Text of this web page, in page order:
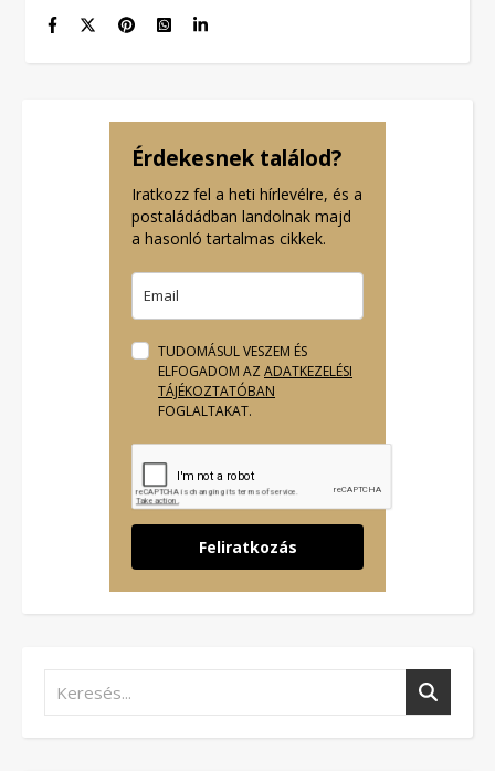
Érdekesnek találod?
Iratkozz fel a heti hírlevélre, és a
postaládádban landolnak majd
a hasonló tartalmas cikkek.
TUDOMÁSUL VESZEM ÉS
ELFOGADOM AZ ADATKEZELÉSI
TÁJÉKOZTATÓBAN
FOGLALTAKAT.
Feliratkozás